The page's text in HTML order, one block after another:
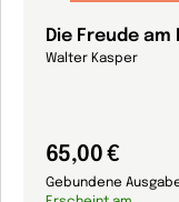
Die Freude am
Walter Kasper
65,00 €
Gebundene